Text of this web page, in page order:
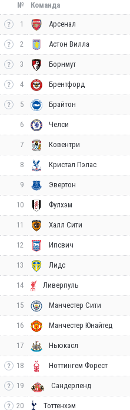
№ Команда
1 Арсенал
2 Астон Вилла
3 Борнмут
4 Брентфорд
5 Брайтон
6 Челси
7 Ковентри
8 Кристал Пэлас
9 Эвертон
10 Фулхэм
11 Халл Сити
12 Ипсвич
13 Лидс
14 Ливерпуль
15 Манчестер Сити
16 Манчестер Юнайтед
17 Ньюкасл
18 Ноттингем Форест
19 Сандерленд
20 Тоттенхэм